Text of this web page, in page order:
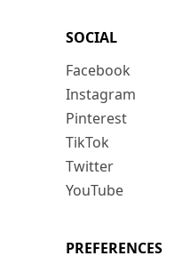
SOCIAL
Facebook
Instagram
Pinterest
TikTok
Twitter
YouTube
PREFERENCES